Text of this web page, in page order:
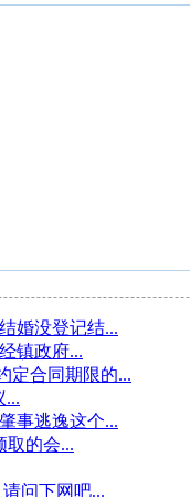
婚没登记结...
镇政府...
定合同期限的...
...
事逃逸这个...
取的会...
问下网吧...